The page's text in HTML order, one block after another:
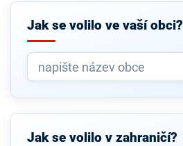
Jak se volilo ve vaší obci?
Jak se volilo v zahraničí?